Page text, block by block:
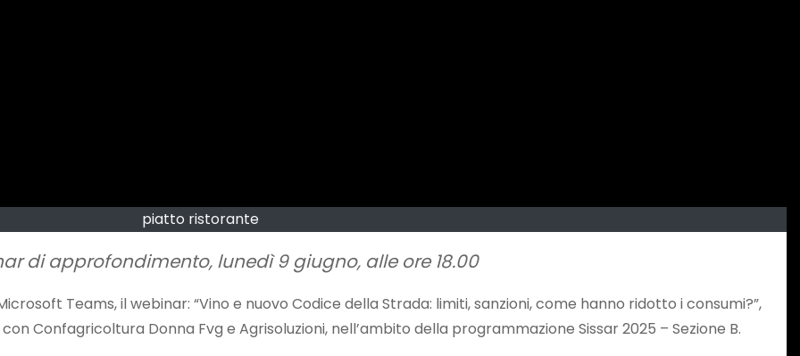
piatto ristorante
di approfondimento, lunedì 9 giugno, alle ore 18.00
Teams, il webinar: “Vino e nuovo Codice della Strada: limiti, sanzioni, come hanno ridotto i consumi?”,
Confagricoltura Donna Fvg e Agrisoluzioni, nell’ambito della programmazione Sissar 2025 – Sezione B.